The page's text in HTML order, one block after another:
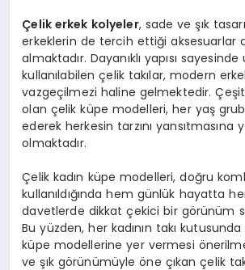
Çelik erkek kolyeler, sade ve şık
erkeklerin de tercih ettiği aksesuarlar
almaktadır. Dayanıklı yapısı
kullanılabilen çelik takılar, modern
vazgeçilmezi haline gelmektedir.
olan çelik küpe modelleri, her yaş
ederek herkesin tarzını yansıtmasına
olmaktadır.
Çelik kadın küpe modelleri, doğru
kullanıldığında hem günlük hayatta
davetlerde dikkat çekici bir görünüm
Bu yüzden, her kadının takı
küpe modellerine yer vermesi
ve şık görünümüyle öne çıkan çelik